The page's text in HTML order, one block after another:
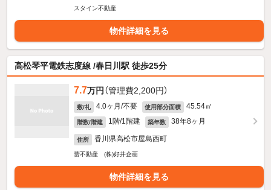
スタイン不動産
物件詳細を見る
高松琴平電鉄志度線 /春日川駅 徒歩25分
7.7万円 （管理費2,200円）
敷/礼 4.0ヶ月/不要 使用部分面積 45.54㎡
階数/階建 1階/1階建 築年数 38年8ヶ月
住所 香川県高松市屋島西町
蕾不動産 (株)好井企画
物件詳細を見る